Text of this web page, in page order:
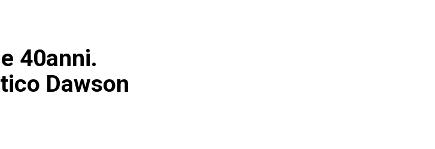
40anni.
Dawson